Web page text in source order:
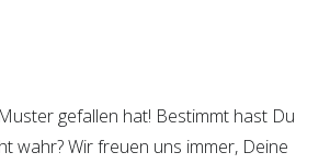
gefallen hat! Bestimmt hast Du
wahr? Wir freuen uns immer, Deine